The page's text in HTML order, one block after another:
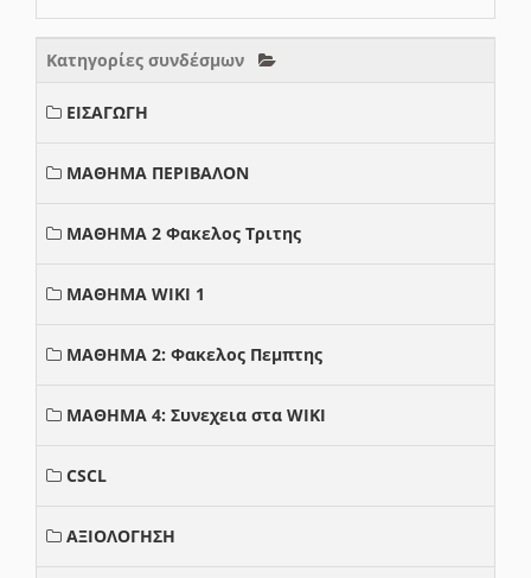
Κατηγορίες συνδέσμων
ΕΙΣΑΓΩΓΗ
ΜΑΘΗΜΑ ΠΕΡΙΒΑΛΟΝ
ΜΑΘΗΜΑ 2 Φακελος Τριτης
ΜΑΘΗΜΑ WIKI 1
ΜΑΘΗΜΑ 2: Φακελος Πεμπτης
ΜΑΘΗΜΑ 4: Συνεχεια στα WIKI
CSCL
ΑΞΙΟΛΟΓΗΣΗ